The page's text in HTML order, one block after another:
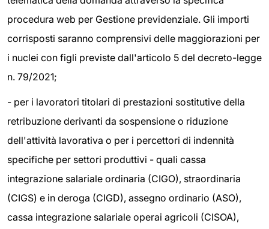
procedura web per Gestione previdenziale. Gli importi
corrisposti saranno comprensivi delle maggiorazioni per
i nuclei con figli previste dall'articolo 5 del decreto-legge
n. 79/2021;
- per i lavoratori titolari di prestazioni sostitutive della
retribuzione derivanti da sospensione o riduzione
dell'attività lavorativa o per i percettori di indennità
specifiche per settori produttivi - quali cassa
integrazione salariale ordinaria (CIGO), straordinaria
(CIGS) e in deroga (CIGD), assegno ordinario (ASO),
cassa integrazione salariale operai agricoli (CISOA),